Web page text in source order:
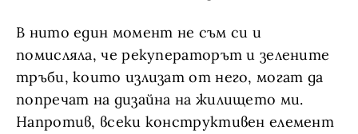
В нито един момент не съм си и
помисляла, че рекуператорът и зелените
тръби, които излизат от него, могат да
попречат на дизайна на жилището ми.
Напротив, всеки конструктивен елемент